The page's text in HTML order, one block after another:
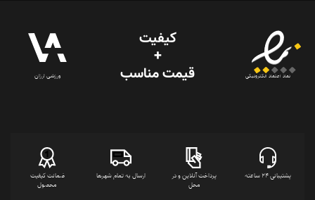
نماد اعتماد الکترونیکی
کیفیت
+
قیمت‌ مناسب ورزشی ارزان
پشتیبانی 24 ساعته
پرداخت آنلاین و در
محل
ارسال به تمام شهرها
ضمانت کیفیت
محصول